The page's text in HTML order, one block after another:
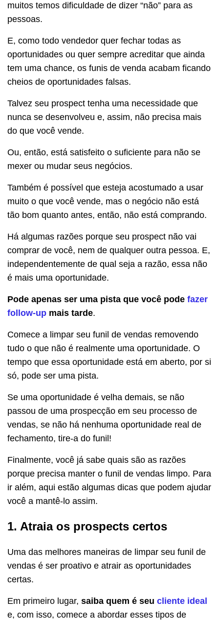
muitos temos dificuldade de dizer “não” para as
pessoas.
E, como todo vendedor quer fechar todas as
oportunidades ou quer sempre acreditar que ainda
tem uma chance, os funis de venda acabam ficando
cheios de oportunidades falsas.
Talvez seu prospect tenha uma necessidade que
nunca se desenvolveu e, assim, não precisa mais
do que você vende.
Ou, então, está satisfeito o suficiente para não se
mexer ou mudar seus negócios.
Também é possível que esteja acostumado a usar
muito o que você vende, mas o negócio não está
tão bom quanto antes, então, não está comprando.
Há algumas razões porque seu prospect não vai
comprar de você, nem de qualquer outra pessoa. E,
independentemente de qual seja a razão, essa não
é mais uma oportunidade.
Pode apenas ser uma pista que você pode fazer
follow-up mais tarde.
Comece a limpar seu funil de vendas removendo
tudo o que não é realmente uma oportunidade. O
tempo que essa oportunidade está em aberto, por si
só, pode ser uma pista.
Se uma oportunidade é velha demais, se não
passou de uma prospecção em seu processo de
vendas, se não há nenhuma oportunidade real de
fechamento, tire-a do funil!
Finalmente, você já sabe quais são as razões
porque precisa manter o funil de vendas limpo. Para
ir além, aqui estão algumas dicas que podem ajudar
você a mantê-lo assim.
1. Atraia os prospects certos
Uma das melhores maneiras de limpar seu funil de
vendas é ser proativo e atrair as oportunidades
certas.
Em primeiro lugar, saiba quem é seu cliente ideal
e, com isso, comece a abordar esses tipos de